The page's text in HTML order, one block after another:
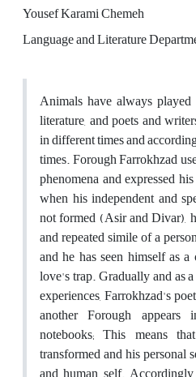
Yousef Karami Chemeh
Language and Literature
Animals have always
literature, and poets and
in different times and
times. Forough Farrokhzad
phenomena and expressed
when his independent and
not formed (Asir and Divar),
and repeated simile of a
and he has seen himself as
love's trap. Gradually and as
experiences, Farrokhzad's
another Forough
notebooks; This means
transformed and his personal